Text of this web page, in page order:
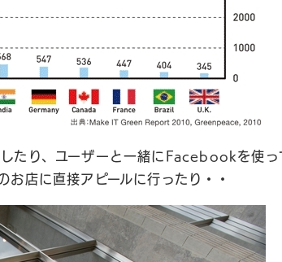
たり、ユーザーと一緒にFacebookを使っ
お店に直接アピールに行ったり・・